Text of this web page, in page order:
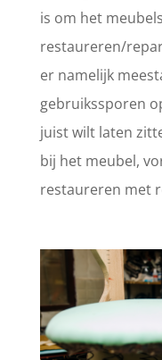
is om het
restaureren/
er namelijk
gebruikssporen
juist wilt laten
bij het meubel,
restaureren met